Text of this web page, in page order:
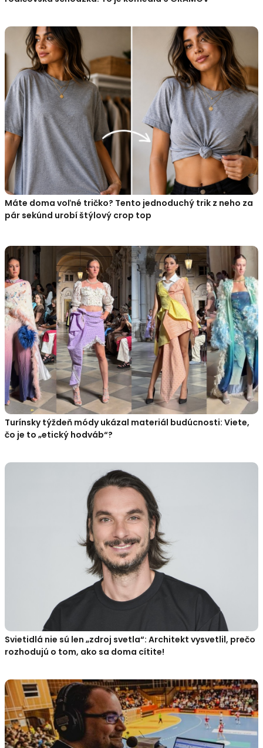
Máte doma voľné tričko? Tento jednoduchý trik z neho za
pár sekúnd urobí štýlový crop top
Turínsky týždeň módy ukázal materiál budúcnosti: Viete,
čo je to „etický hodváb“?
Svietidlá nie sú len „zdroj svetla“: Architekt vysvetlil, prečo
rozhodujú o tom, ako sa doma cítite!